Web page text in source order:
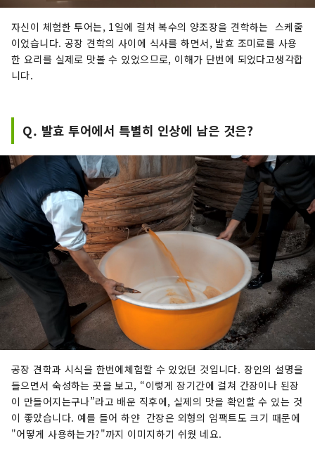
자신이 체험한 투어는, 1일에 걸쳐 복수의 양조장을 견학하는 스케줄
이었습니다. 공장 견학의 사이에 식사를 하면서, 발효 조미료를 사용
한 요리를 실제로 맛볼 수 있었으므로, 이해가 단번에 되었다고생각합
니다.
Q. 발효 투어에서 특별히 인상에 남은 것은?
공장 견학과 시식을 한번에체험할 수 있었던 것입니다. 장인의 설명을
들으면서 숙성하는 곳을 보고, “이렇게 장기간에 걸쳐 간장이나 된장
이 만들어지는구나”라고 배운 직후에, 실제의 맛을 확인할 수 있는 것
이 좋았습니다. 예를 들어 하얀 간장은 외형의 임팩트도 크기 때문에
"어떻게 사용하는가?"까지 이미지하기 쉬웠 네요.